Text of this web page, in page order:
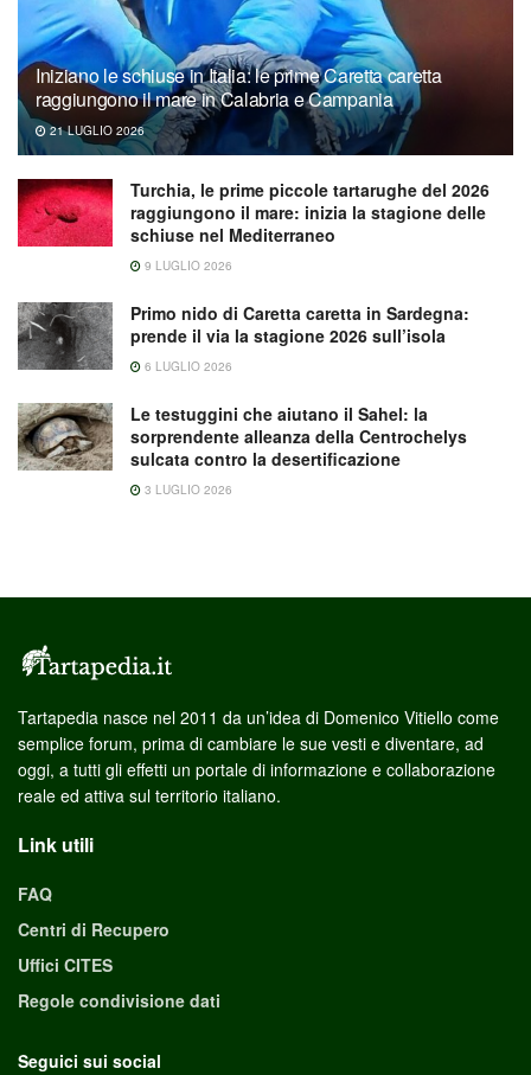
Iniziano le schiuse in Italia: le prime Caretta caretta
raggiungono il mare in Calabria e Campania
21 LUGLIO 2026
Turchia, le prime piccole tartarughe del 2026
raggiungono il mare: inizia la stagione delle
schiuse nel Mediterraneo
9 LUGLIO 2026
Primo nido di Caretta caretta in Sardegna:
prende il via la stagione 2026 sull’isola
6 LUGLIO 2026
Le testuggini che aiutano il Sahel: la
sorprendente alleanza della Centrochelys
sulcata contro la desertificazione
3 LUGLIO 2026
Tartapedia nasce nel 2011 da un’idea di Domenico Vitiello come
semplice forum, prima di cambiare le sue vesti e diventare, ad
oggi, a tutti gli effetti un portale di informazione e collaborazione
reale ed attiva sul territorio italiano.
Link utili
FAQ
Centri di Recupero
Uffici CITES
Regole condivisione dati
Seguici sui social